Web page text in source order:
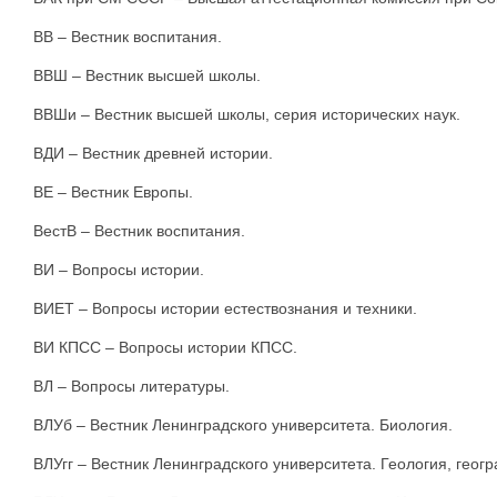
ВВ – Вестник воспитания.
ВВШ – Вестник высшей школы.
ВВШи – Вестник высшей школы, серия исторических наук.
ВДИ – Вестник древней истории.
ВЕ – Вестник Европы.
ВестВ – Вестник воспитания.
ВИ – Вопросы истории.
ВИЕТ – Вопросы истории естествознания и техники.
ВИ КПСС – Вопросы истории КПСС.
ВЛ – Вопросы литературы.
ВЛУб – Вестник Ленинградского университета. Биология.
ВЛУгг – Вестник Ленинградского университета. Геология,